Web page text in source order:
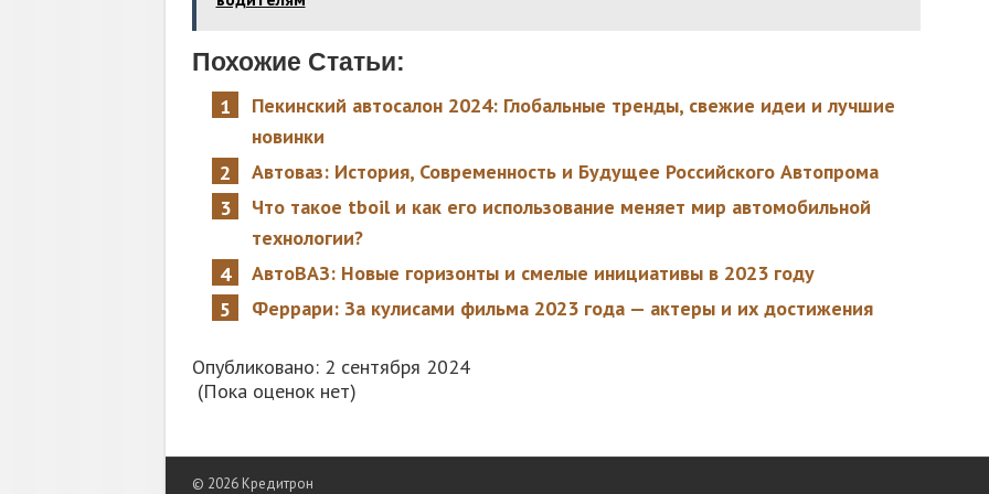
Похожие Статьи:
Пекинский автосалон 2024: Глобальные тренды, свежие идеи и лучшие
новинки
Автоваз: История, Современность и Будущее Российского Автопрома
Что такое tboil и как его использование меняет мир автомобильной
технологии?
АвтоВАЗ: Новые горизонты и смелые инициативы в 2023 году
Феррари: За кулисами фильма 2023 года — актеры и их достижения
Опубликовано: 2 сентября 2024
(Пока оценок нет)
© 2026 Кредитрон